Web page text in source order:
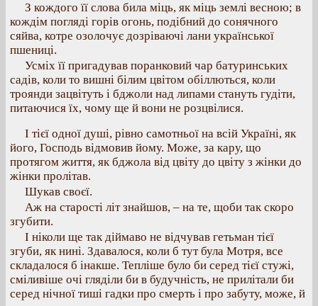
З кождого її слова била міць, як міць землі весною; в
кождім погляді горів огонь, подібний до сонячного
сяйва, котре озолочує дозріваючі лани української
пшениці.
Усміх її пригадував поранковий чар батуринських
садів, коли то вишні білим цвітом обіллються, коли
троянди зацвітуть і бджоли над липами стануть гудіти,
питаючися їх, чому ще й вони не розцвілися.
І тієї одної душі, рівно самотньої на всій Україні, як
його, Господь відмовив йому. Може, за кару, що
протягом життя, як бджола від цвіту до цвіту з жінки до
жінки пролітав.
Шукав своєї.
Аж на старості літ знайшов, – на те, щоби так скоро
згубити.
І ніколи ще так діймаво не відчував гетьман тієї
згуби, як нині. Здавалося, коли б тут була Мотря, все
складалося б інакше. Тепліше було би серед тієї стужі,
сміливіше очі гляділи би в будучність, не прилітали би
серед нічної тиші гадки про смерть і про забуту, може, й